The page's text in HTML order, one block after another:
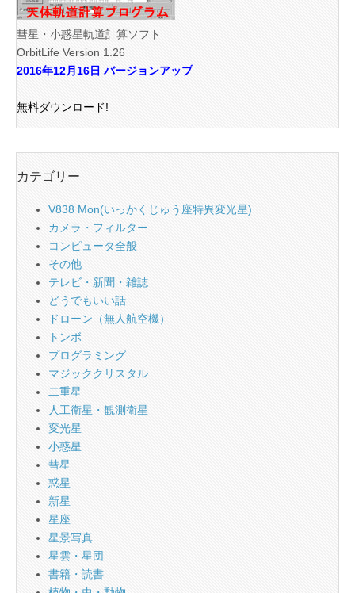
彗星・小惑星軌道計算ソフト
OrbitLife Version 1.26
2016年12月16日 バージョンアップ
無料ダウンロード!
カテゴリー
V838 Mon(いっかくじゅう座特異変光星)
カメラ・フィルター
コンピュータ全般
その他
テレビ・新聞・雑誌
どうでもいい話
ドローン（無人航空機）
トンボ
プログラミング
マジッククリスタル
二重星
人工衛星・観測衛星
変光星
小惑星
彗星
惑星
新星
星座
星景写真
星雲・星団
書籍・読書